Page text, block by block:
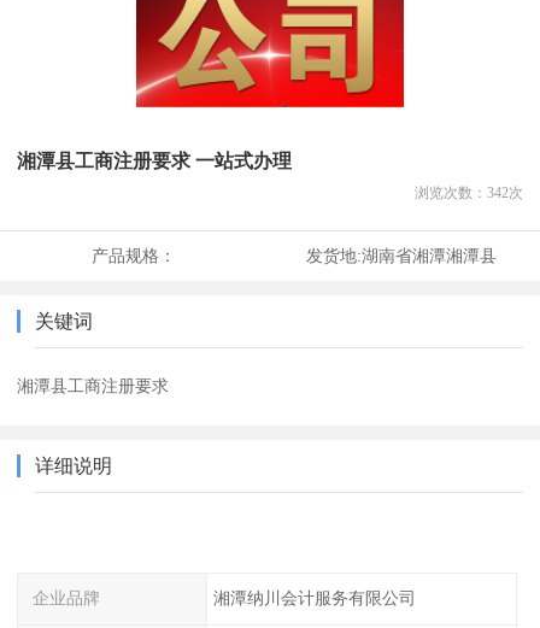
湘潭县工商注册要求 一站式办理
浏览次数： 342次
产品规格： 发货地:湖南省湘潭湘潭县
关键词
湘潭县工商注册要求
详细说明
企业品牌 湘潭纳川会计服务有限公司